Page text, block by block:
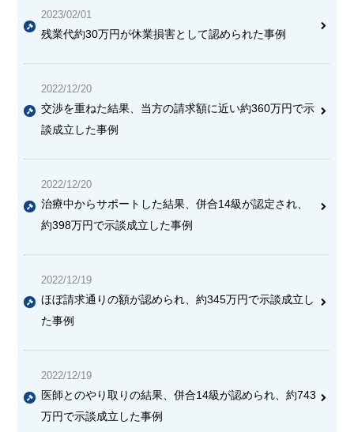
2023/02/01
残業代約30万円が休業損害として認められた事例
2022/12/20
交渉を重ねた結果、当方の請求額に近い約360万円で示
談成立 した事例
2022/12/20
治療中からサポートした結果、 併合14級が認定され、
約398万円で示談成立 した事例
2022/12/19
ほぼ請求通りの額が認められ、約345万円で示談成立し
た事例
2022/12/19
医師とのやり取りの結果、併合14級が認められ、約743
万円で示談成立した事例